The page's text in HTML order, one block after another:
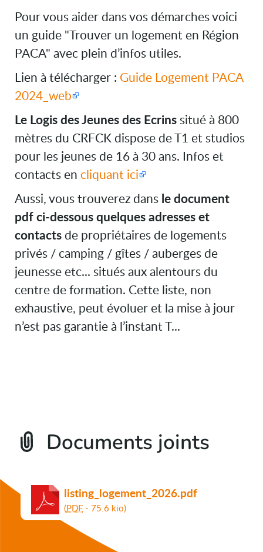
Pour vous aider dans vos démarches voici
un guide "Trouver un logement en Région
PACA" avec plein d’infos utiles.
Lien à télécharger : Guide Logement PACA
2024_web
Le Logis des Jeunes des Ecrins situé à 800
mètres du CRFCK dispose de T1 et studios
pour les jeunes de 16 à 30 ans. Infos et
contacts en cliquant ici
Aussi, vous trouverez dans le document
pdf ci-dessous quelques adresses et
contacts de propriétaires de logements
privés / camping / gîtes / auberges de
jeunesse etc... situés aux alentours du
centre de formation. Cette liste, non
exhaustive, peut évoluer et la mise à jour
n’est pas garantie à l’instant T...
Documents joints
listing_logement_2026.pdf
(PDF - 75.6 kio)